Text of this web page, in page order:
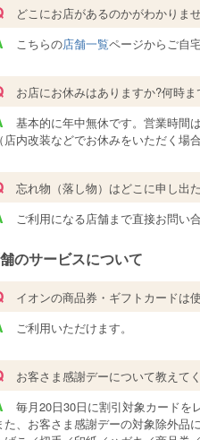
どこにお店があるのかがわかりま
こちらの店舗一覧ページからご自
お店にお休みはありますか?何時
基本的に年中無休です。営業時間
店内改装などでお休みをいただく場
忘れ物（落し物）はどこに申し出
ご利用になる店舗まで直接お問い
のサービスについて
イオンの商品券・ギフトカードは
ご利用いただけます。
お客さま感謝デーについて教えて
毎月20日30日に割引対象カードを
た、お客さま感謝デーの対象除外品